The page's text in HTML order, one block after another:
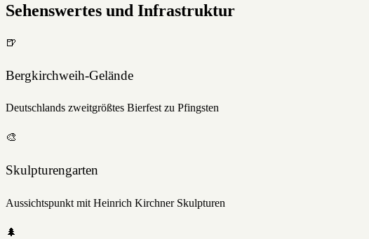
Sehenswertes und Infrastruktur
🍺
Bergkirchweih-Gelände
Deutschlands zweitgrößtes Bierfest zu Pfingsten
🎨
Skulpturengarten
Aussichtspunkt mit Heinrich Kirchner Skulpturen
🌲